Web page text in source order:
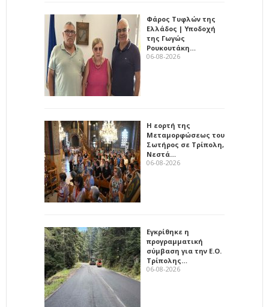
Φάρος Τυφλών της
Ελλάδος | Υποδοχή
της Γωγώς
Ρουκουτάκη…
06-08-2026
Η εορτή της
Μεταμορφώσεως του
Σωτήρος σε Τρίπολη,
Νεστά…
06-08-2026
Εγκρίθηκε η
προγραμματική
σύμβαση για την Ε.Ο.
Τρίπολης…
06-08-2026